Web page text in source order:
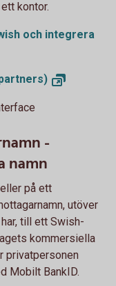
kontor.
och integrera
-
namn
på ett
utöver
till ett Swish-
kommersiella
privatpersonen
Mobilt BankID.